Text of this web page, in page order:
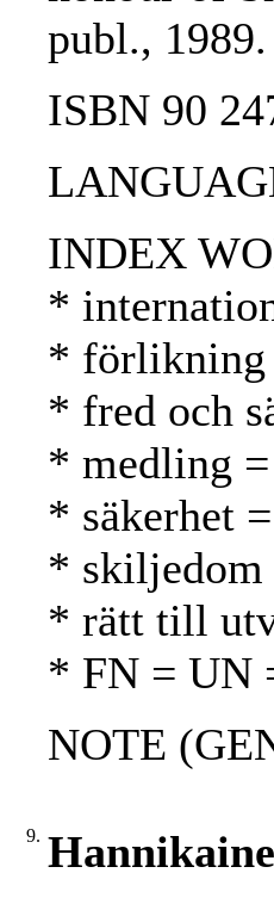
publ., 1989.
ISBN 90
INDEX
*
* förlikning
* fred och
* medling
* säkerhet
* skiljedom
* rätt till
* FN = UN
NOTE
9.